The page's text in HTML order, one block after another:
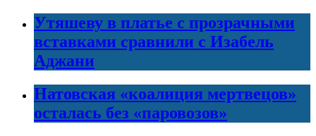
Утяшеву в платье с прозрачными
вставками сравнили с Изабель
Аджани
Натовская «коалиция мертвецов»
осталась без «паровозов»